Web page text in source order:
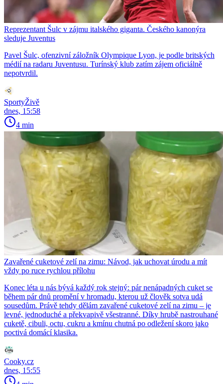
Reprezentant Šulc v zájmu italského giganta. Českého kanonýra
sleduje Juventus
Pavel Šulc, ofenzivní záložník Olympique Lyon, je podle britských
médií na radaru Juventusu. Turínský klub zatím zájem oficiálně
nepotvrdil.
SportyŽivě
dnes, 15:58
4 min
Zavařené cuketové zelí na zimu: Návod, jak uchovat úrodu a mít
vždy po ruce rychlou přílohu
Konec léta u nás bývá každý rok stejný: pár nenápadných cuket se
během pár dnů promění v hromadu, kterou už člověk sotva udá
sousedům. Právě tehdy dělám zavařené cuketové zelí na zimu – je
levné, jednoduché a překvapivě všestranné. Díky hrubě nastrouhané
cuketě, cibuli, octu, cukru a kmínu chutná po odležení skoro jako
poctivá domácí klasika.
Cooky.cz
dnes, 15:55